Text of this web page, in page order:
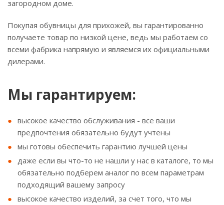
загородном доме.
Покупая обувницы для прихожей, вы гарантированно
получаете товар по низкой цене, ведь мы работаем со
всеми фабрика напрямую и являемся их официальными
дилерами.
Мы гарантируем:
высокое качество обслуживания - все ваши
предпочтения обязательно будут учтены
мы готовы обеспечить гарантию лучшей цены
даже если вы что-то не нашли у нас в каталоге, то мы
обязательно подберем аналог по всем параметрам
подходящий вашему запросу
высокое качество изделий, за счет того, что мы